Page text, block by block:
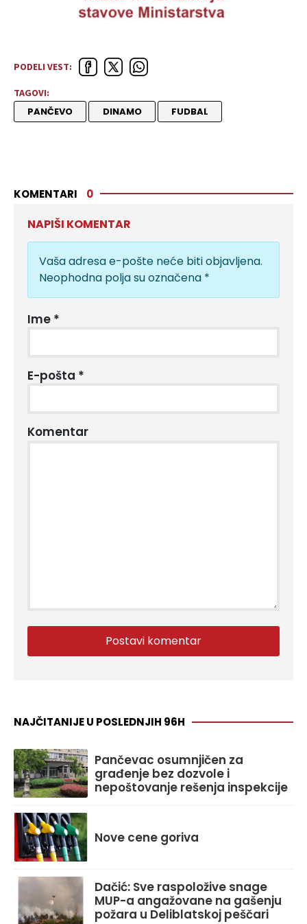
PODELI VEST:
TAGOVI:
PANČEVO DINAMO FUDBAL
KOMENTARI 0
NAPIŠI KOMENTAR
Vaša adresa e-pošte neće biti objavljena.
Neophodna polja su označena *
Ime *
E-pošta *
Komentar
NAJČITANIJE U POSLEDNJIH 96H
Pančevac osumnjičen za
građenje bez dozvole i
nepoštovanje rešenja inspekcije
Nove cene goriva
Dačić: Sve raspoložive snage
MUP-a angažovane na gašenju
požara u Deliblatskoj peščari